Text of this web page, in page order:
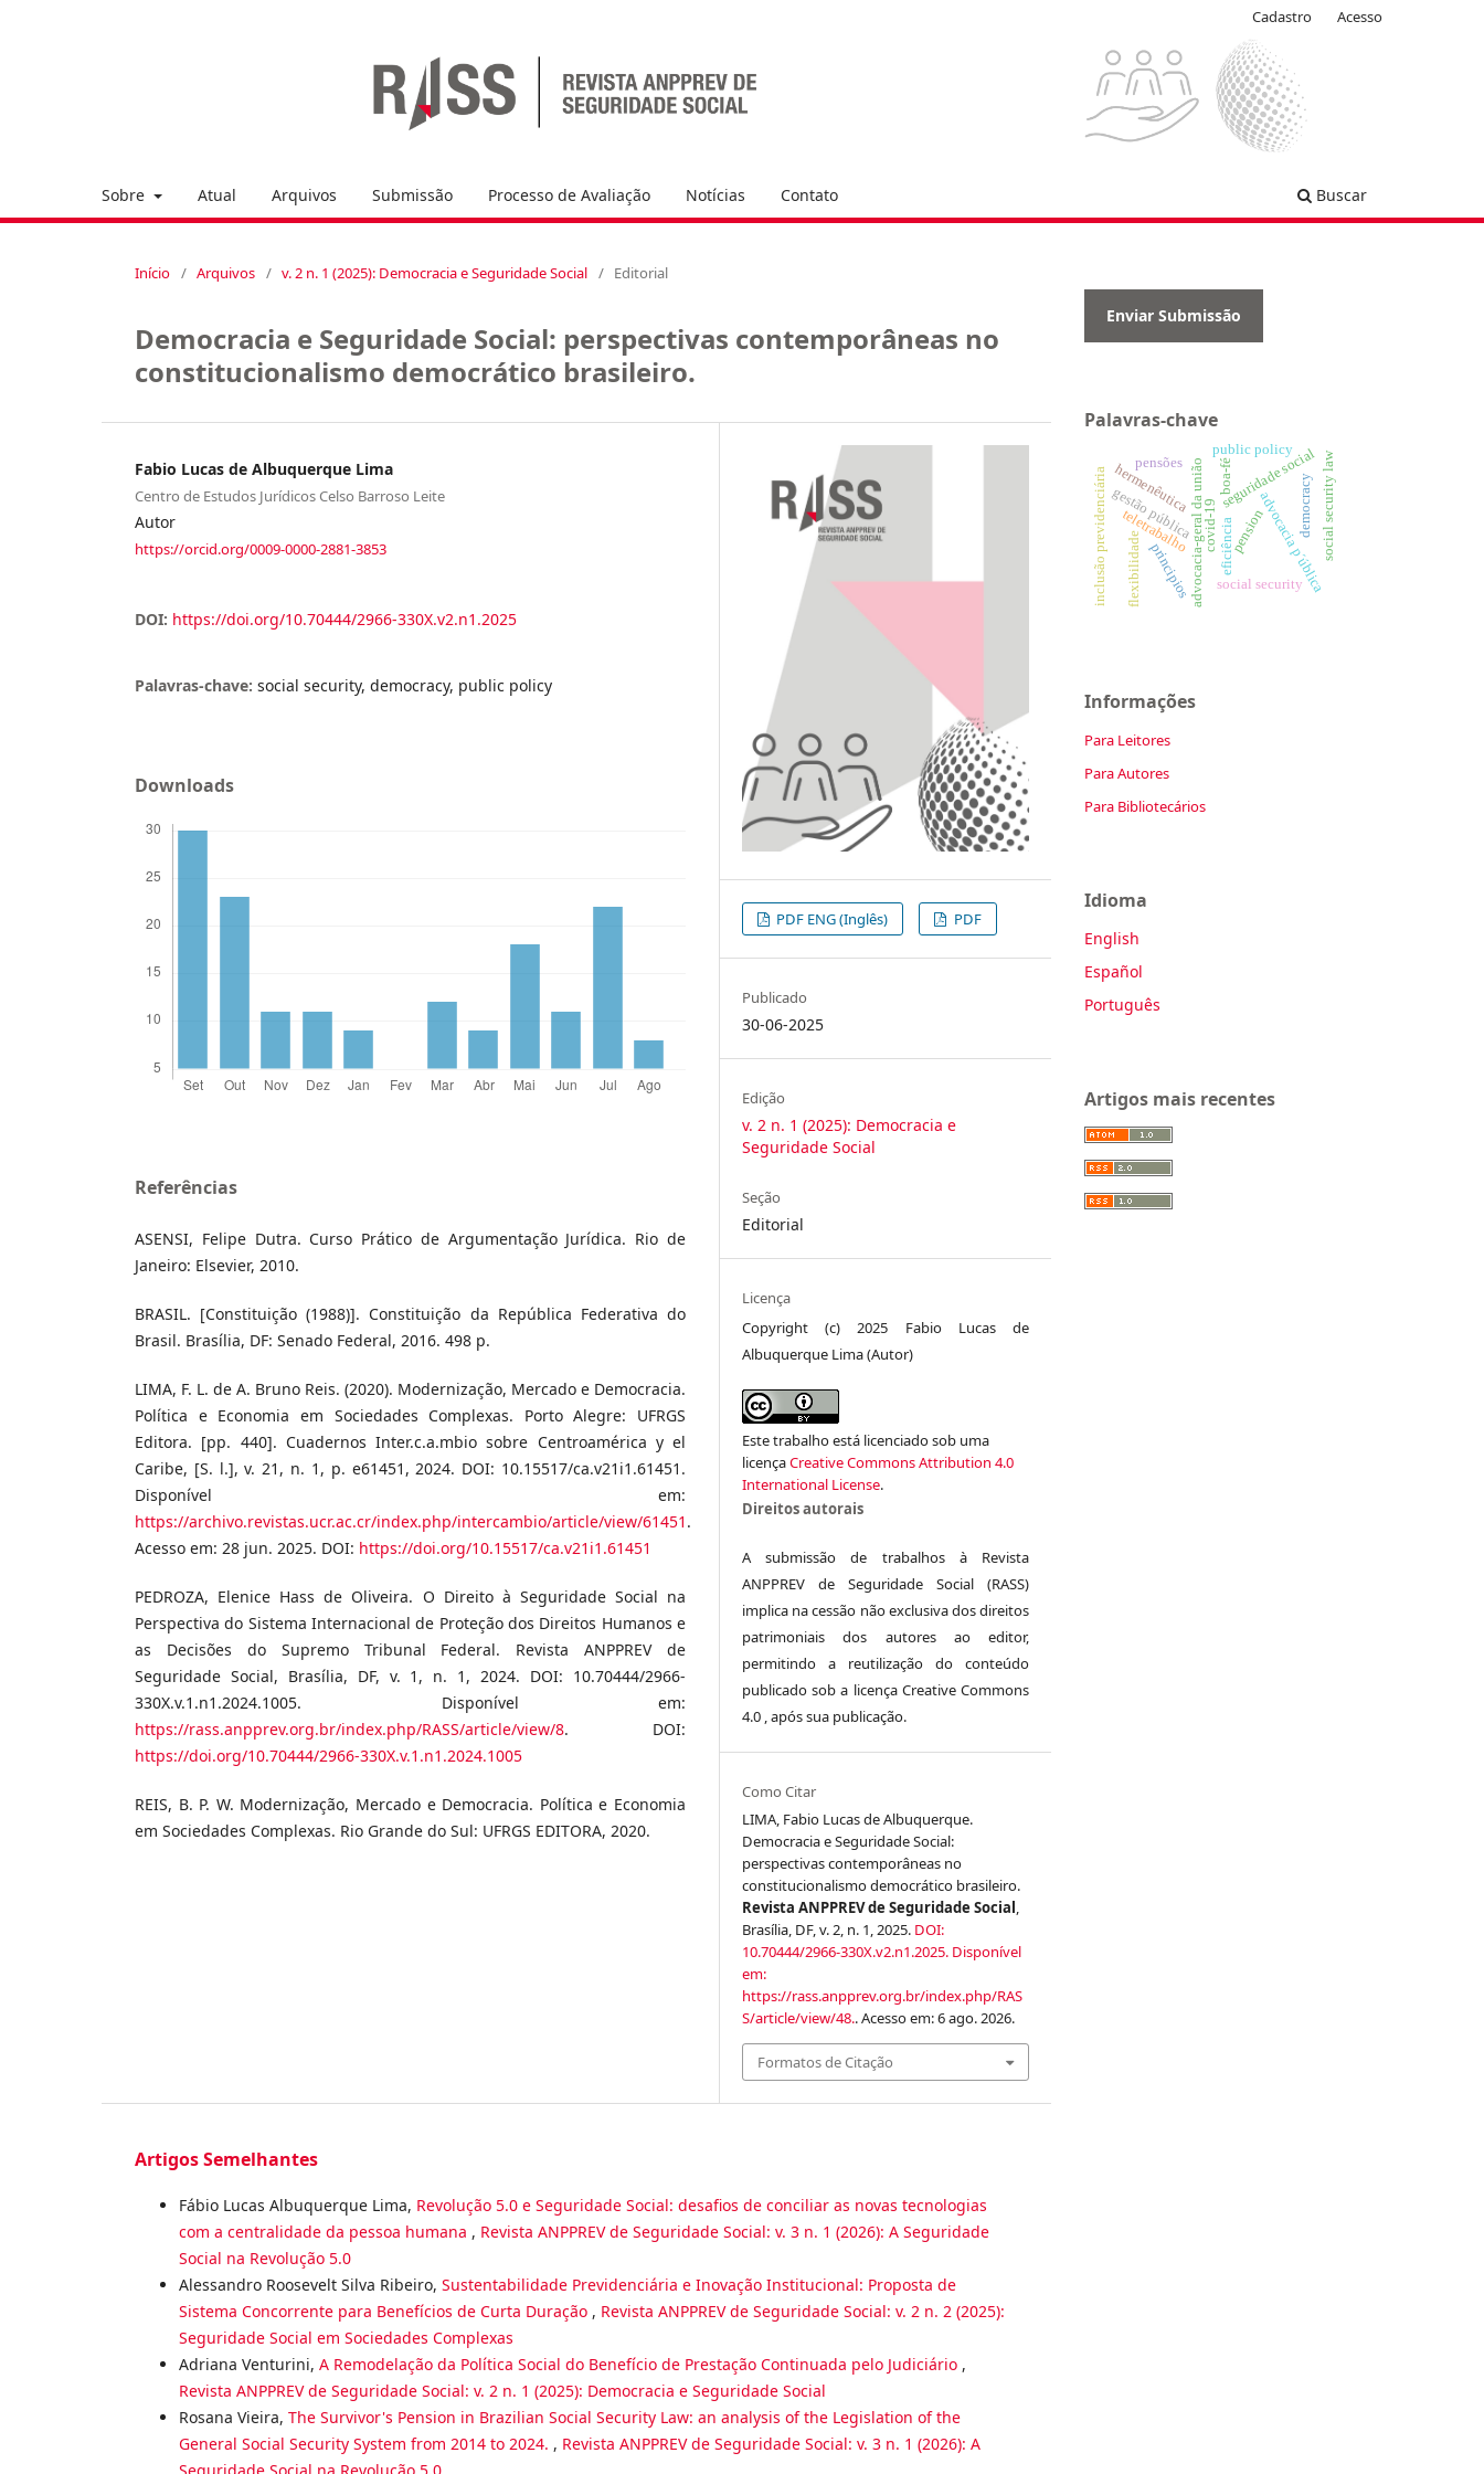
Sobre Atual Arquivos Submissão Processo de Avaliação Notícias Contato Buscar
Cadastro Acesso
Início / Arquivos / v. 2 n. 1 (2025): Democracia e Seguridade Social / Editorial
Democracia e Seguridade Social: perspectivas contemporâneas no
constitucionalismo democrático brasileiro.
Fabio Lucas de Albuquerque Lima
Centro de Estudos Jurídicos Celso Barroso Leite
Autor
https://orcid.org/0009-0000-2881-3853
DOI: https://doi.org/10.70444/2966-330X.v2.n1.2025
Palavras-chave: social security, democracy, public policy
Downloads
Referências
ASENSI, Felipe Dutra. Curso Prático de Argumentação Jurídica. Rio de
Janeiro: Elsevier, 2010.
BRASIL. [Constituição (1988)]. Constituição da República Federativa do
Brasil. Brasília, DF: Senado Federal, 2016. 498 p.
LIMA, F. L. de A. Bruno Reis. (2020). Modernização, Mercado e Democracia.
Política e Economia em Sociedades Complexas. Porto Alegre: UFRGS
Editora. [pp. 440]. Cuadernos Inter.c.a.mbio sobre Centroamérica y el
Caribe, [S. l.], v. 21, n. 1, p. e61451, 2024. DOI: 10.15517/ca.v21i1.61451.
Disponível em:
https://archivo.revistas.ucr.ac.cr/index.php/intercambio/article/view/61451 .
Acesso em: 28 jun. 2025. DOI: https://doi.org/10.15517/ca.v21i1.61451
PEDROZA, Elenice Hass de Oliveira. O Direito à Seguridade Social na
Perspectiva do Sistema Internacional de Proteção dos Direitos Humanos e
as Decisões do Supremo Tribunal Federal. Revista ANPPREV de
Seguridade Social, Brasília, DF, v. 1, n. 1, 2024. DOI: 10.70444/2966-
330X.v.1.n1.2024.1005. Disponível em:
https://rass.anpprev.org.br/index.php/RASS/article/view/8. DOI:
https://doi.org/10.70444/2966-330X.v.1.n1.2024.1005
REIS, B. P. W. Modernização, Mercado e Democracia. Política e Economia
em Sociedades Complexas. Rio Grande do Sul: UFRGS EDITORA, 2020.
PDF ENG (Inglês) PDF
Publicado
30-06-2025
Edição
v. 2 n. 1 (2025): Democracia e
Seguridade Social
Seção
Editorial
Licença
Copyright (c) 2025 Fabio Lucas de
Albuquerque Lima (Autor)
Este trabalho está licenciado sob uma
licençaCreative Commons Attribution 4.0
International License.
Direitos autorais
A submissão de trabalhos à Revista
ANPPREV de Seguridade Social (RASS)
implica na cessão não exclusiva dos direitos
patrimoniais dos autores ao editor,
permitindo a reutilização do conteúdo
publicado sob a licença Creative Commons
4.0 , após sua publicação.
Como Citar
LIMA, Fabio Lucas de Albuquerque.
Democracia e Seguridade Social:
perspectivas contemporâneas no
constitucionalismo democrático brasileiro.
Revista ANPPREV de Seguridade Social,
Brasília, DF, v. 2, n. 1, 2025. DOI:
10.70444/2966-330X.v2.n1.2025. Disponível
em:
https://rass.anpprev.org.br/index.php/RAS
S/article/view/48.. Acesso em: 6 ago. 2026.
Formatos de Citação
Artigos Semelhantes
Fábio Lucas Albuquerque Lima, Revolução 5.0 e Seguridade Social: desafios de conciliar as novas tecnologias
com a centralidade da pessoa humana , Revista ANPPREV de Seguridade Social: v. 3 n. 1 (2026): A Seguridade
Social na Revolução 5.0
Alessandro Roosevelt Silva Ribeiro, Sustentabilidade Previdenciária e Inovação Institucional: Proposta de
Sistema Concorrente para Benefícios de Curta Duração , Revista ANPPREV de Seguridade Social: v. 2 n. 2 (2025):
Seguridade Social em Sociedades Complexas
Adriana Venturini, A Remodelação da Política Social do Benefício de Prestação Continuada pelo Judiciário ,
Revista ANPPREV de Seguridade Social: v. 2 n. 1 (2025): Democracia e Seguridade Social
Rosana Vieira, The Survivor's Pension in Brazilian Social Security Law: an analysis of the Legislation of the
General Social Security System from 2014 to 2024. , Revista ANPPREV de Seguridade Social: v. 3 n. 1 (2026): A
Enviar Submissão
Palavras-chave
teletrabalhoadvocacia-geral da uniãocovid-19
flexibilidade eficiência
seguridade social
advocacia p´ública
gestão pública
social security
social security law
pension
hermenêutica boa-fé
principios
pensões
democracy
public policy
inclusão previdenciária
Informações
Para Leitores
Para Autores
Para Bibliotecários
Idioma
English
Español
Português
Artigos mais recentes